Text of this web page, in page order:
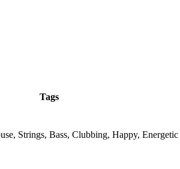
Tags
Strings, Bass, Clubbing, Happy, Energetic